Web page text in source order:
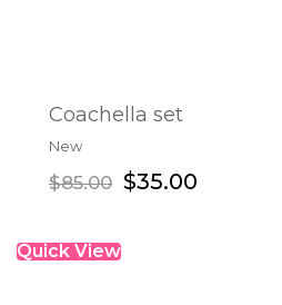
Coachella set
New
$85.00 $35.00
Quick View